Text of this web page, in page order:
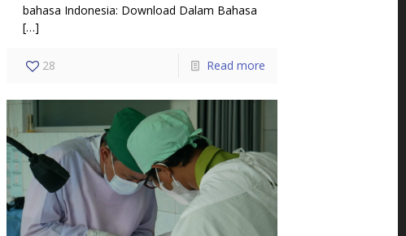
bahasa Indonesia: Download Dalam Bahasa
[…]
28 Read more